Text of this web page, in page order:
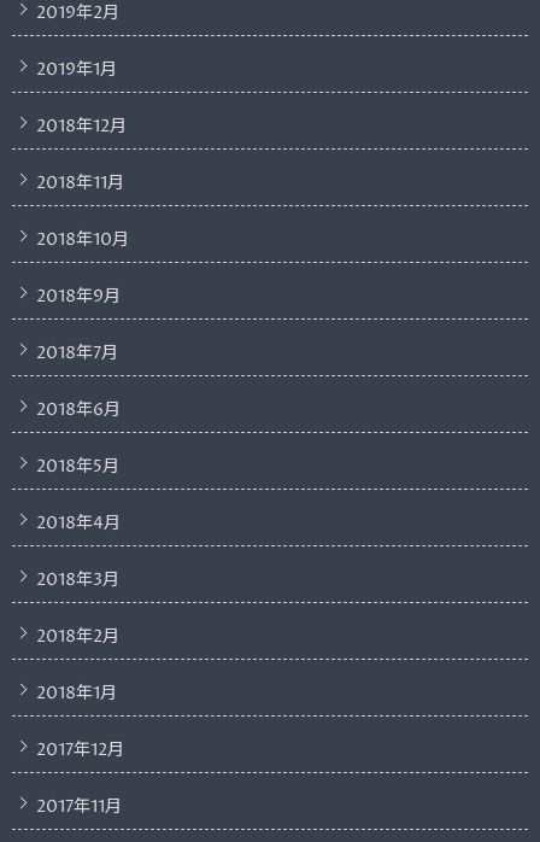
2019年2月
2019年1月
2018年12月
2018年11月
2018年10月
2018年9月
2018年7月
2018年6月
2018年5月
2018年4月
2018年3月
2018年2月
2018年1月
2017年12月
2017年11月